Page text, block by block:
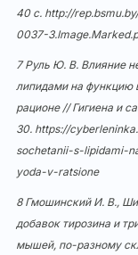
40 с. http://
0037-
7 Руль Ю. В. Влияние
липидами на функцию
рационе // Гигиена и
30. https://
sochetanii-s-lipidami-
yoda-v-ratsione
8 Гмошинский И. В.,
добавок тирозина и
мышей, по-разному